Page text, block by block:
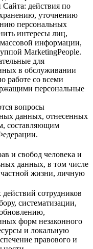
действия по
уточнению
персональных
интересы лиц,
информации,
MarketingPeople.
для
в обслуживании
работе со всеми
персональные
вопросы
данных, отнесенных
составляющим
и свобод человека и
данных, в том числе
жизни, личную
сотрудников
систематизации,
форм незаконного
и локальную
правового и